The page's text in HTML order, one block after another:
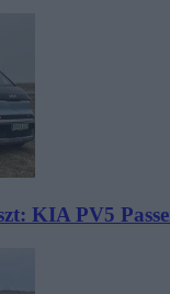
KIA PV5